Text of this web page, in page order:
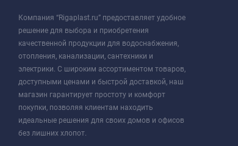
Компания “Rigaplast.ru” предоставляет удобное
решение для выбора и приобретения
качественной продукции для водоснабжения,
отопления, канализации, сантехники и
электрики. С широким ассортиментом товаров,
доступными ценами и быстрой доставкой, наш
магазин гарантирует простоту и комфорт
покупки, позволяя клиентам находить
идеальные решения для своих домов и офисов
без лишних хлопот.